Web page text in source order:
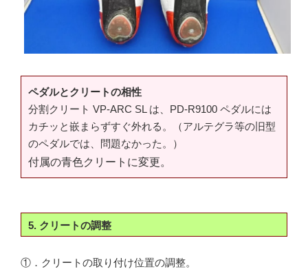
ペダルとクリートの相性
分割クリート VP-ARC SL は、PD-R9100 ペダルには
カチッと嵌まらずすぐ外れる。（アルテグラ等の旧型
のペダルでは、問題なかった。）
付属の青色クリートに変更。
5. クリートの調整
①．クリートの取り付け位置の調整。